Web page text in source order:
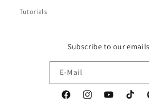
Tutorials
Subscribe to our emails
E-Mail